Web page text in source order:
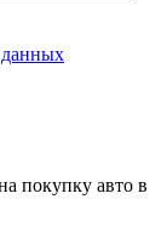
покупку авто в